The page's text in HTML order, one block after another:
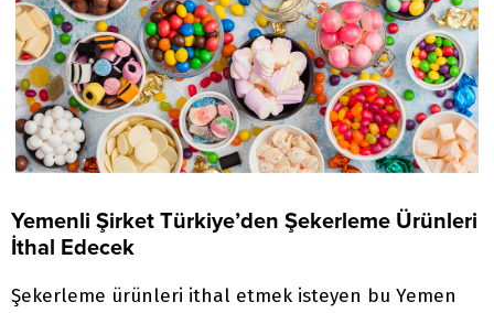
Yemenli Şirket Türkiye’den Şekerleme Ürünleri
İthal Edecek
Şekerleme ürünleri ithal etmek isteyen bu Yemen